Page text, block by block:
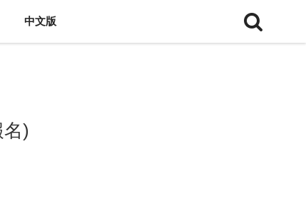
中文版
)